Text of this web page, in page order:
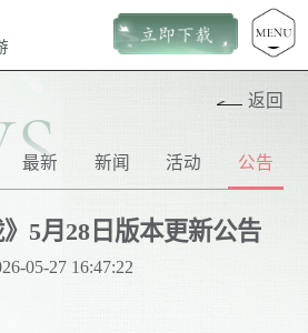
返回
最新 新闻 活动 公告
》5月28日版本更新公告
05-27 16:47:22